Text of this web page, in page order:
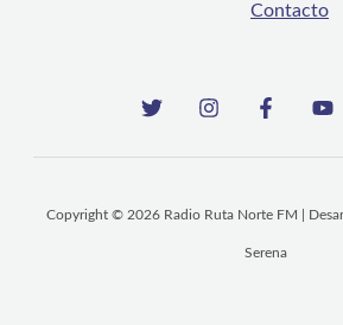
Contacto
Copyright © 2026 Radio Ruta Norte FM |
Serena